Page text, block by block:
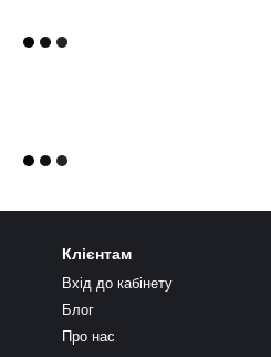
Клієнтам
Вхід до кабінету
Блог
Про нас